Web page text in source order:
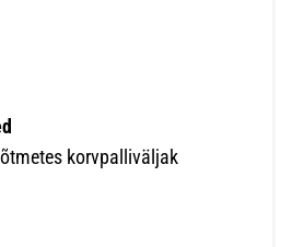
korvpalliväljak